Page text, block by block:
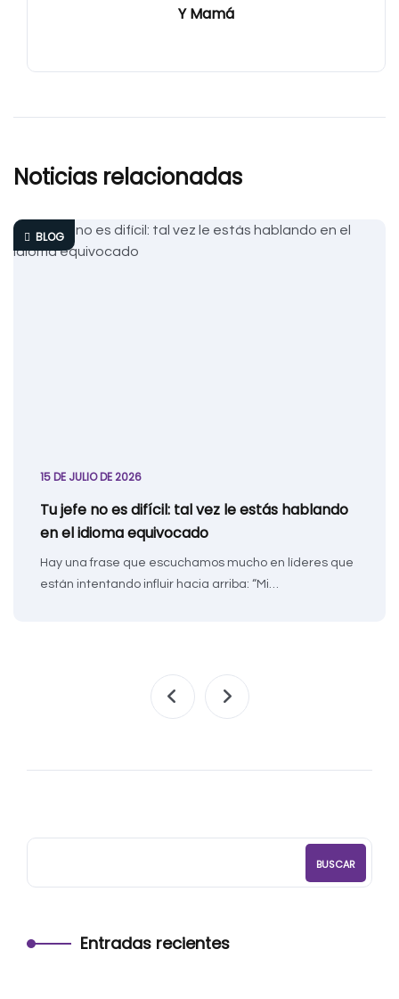
Y Mamá
Noticias relacionadas
BLOG
15 DE JULIO DE 2026
Tu jefe no es difícil: tal vez le estás hablando
en el idioma equivocado
Hay una frase que escuchamos mucho en líderes que
están intentando influir hacia arriba: “Mi…
BUSCAR
Entradas recientes